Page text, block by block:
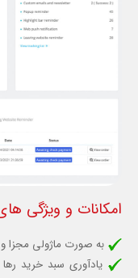
امکانات و ویژگی
به صورت ماژولی مجزا
یادآوری سبد خرید